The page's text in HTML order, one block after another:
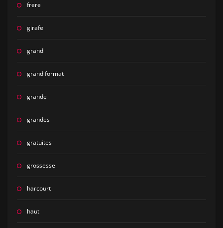
frere
girafe
grand
grand format
grande
grandes
gratuites
grossesse
harcourt
haut